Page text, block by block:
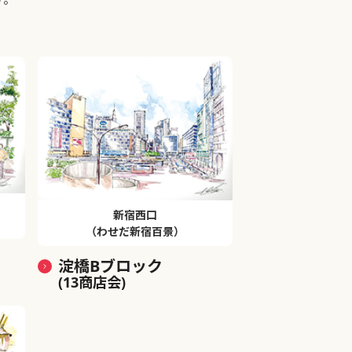
新宿西口
（わせだ新宿百景）
淀橋Bブロック
(13商店会)